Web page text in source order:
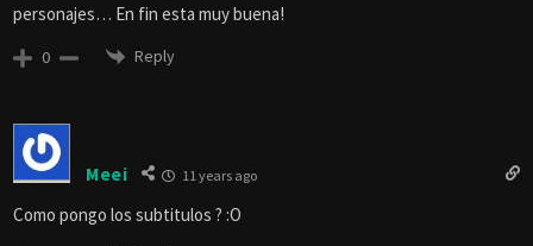
personajes… En fin esta muy buena!
0 Reply
Meei 11 years ago
Como pongo los subtitulos ? :O